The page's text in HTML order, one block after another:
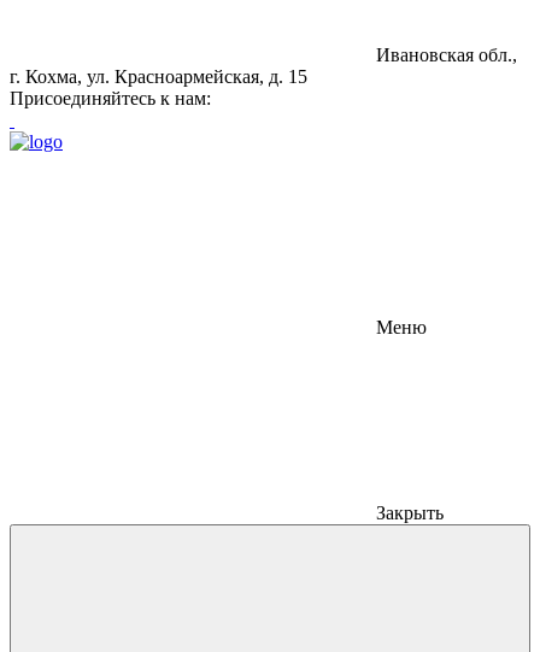
Ивановская обл.,
г. Кохма, ул. Красноармейская, д. 15
Присоединяйтесь к нам:
Меню
Закрыть